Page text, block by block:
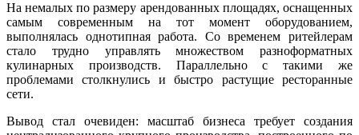
На немалых по размеру арендованных площадях, оснащенных
самым современным на тот момент оборудованием,
выполнялась однотипная работа. Со временем ритейлерам
стало трудно управлять множеством разноформатных
кулинарных производств. Параллельно с такими же
проблемами столкнулись и быстро растущие ресторанные
сети.
Вывод стал очевиден: масштаб бизнеса требует создания